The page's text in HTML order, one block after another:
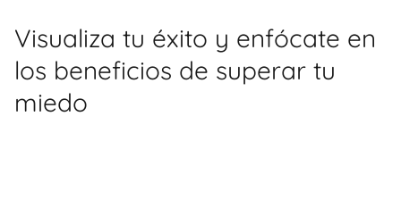
Visualiza tu éxito y enfócate en
los beneficios de superar tu
miedo